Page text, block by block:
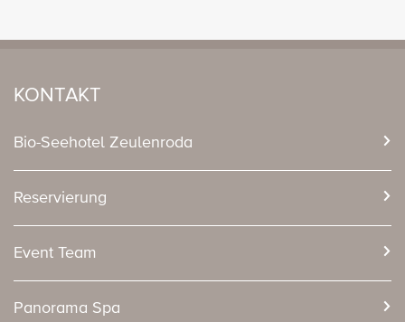
KONTAKT
Bio-Seehotel Zeulenroda
Reservierung
Event Team
Panorama Spa